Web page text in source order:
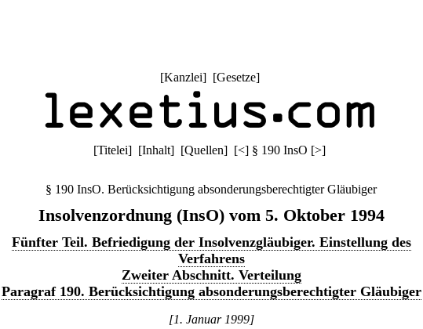
[Kanzlei] [Gesetze]
[Titelei] [Inhalt] [Quellen] [<] § 190 InsO [>]
§ 190 InsO. Berücksichtigung absonderungsberechtigter Gläubiger
Insolvenzordnung (InsO) vom 5. Oktober 1994
Fünfter Teil. Befriedigung der Insolvenzgläubiger. Einstellung des
Verfahrens
Zweiter Abschnitt. Verteilung
Paragraf 190. Berücksichtigung absonderungsberechtigter Gläubiger
[1. Januar 1999]